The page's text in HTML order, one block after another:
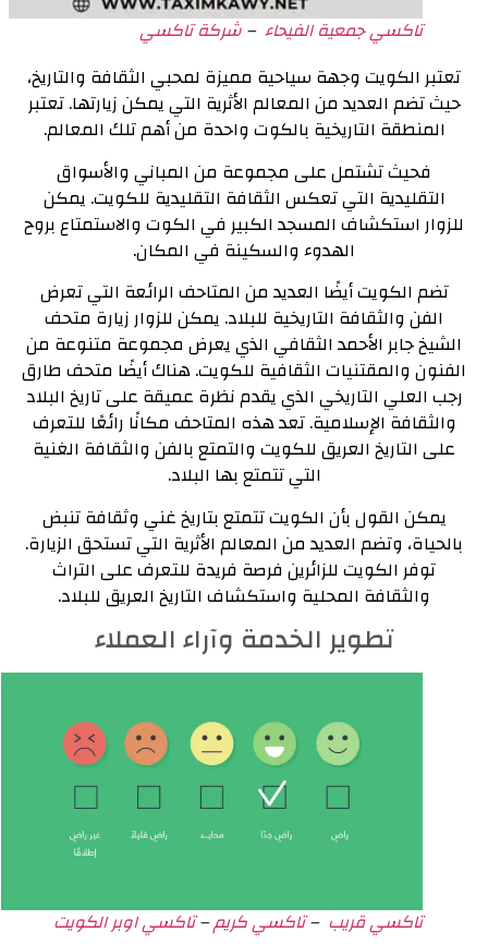
تاكسي جمعية الفيحاء –شركة تاكسي
تعتبر الكويت وجهة سياحية مميزة لمحبي الثقافة والتاريخ،
حيث تضم العديد من المعالم الأثرية التي يمكن زيارتها. تعتبر
المنطقة التاريخية بالكوت واحدة من أهم تلك المعالم.
فحيث تشتمل على مجموعة من المباني والأسواق
التقليدية التي تعكس الثقافة التقليدية للكويت. يمكن
للزوار استكشاف المسجد الكبير في الكوت والاستمتاع بروح
الهدوء والسكينة في المكان.
تضم الكويت أيضًا العديد من المتاحف الرائعة التي تعرض
الفن والثقافة التاريخية للبلاد. يمكن للزوار زيارة متحف
الشيخ جابر الأحمد الثقافي الذي يعرض مجموعة متنوعة من
الفنون والمقتنيات الثقافية للكويت. هناك أيضًا متحف طارق
رجب العلي التاريخي الذي يقدم نظرة عميقة على تاريخ البلاد
والثقافة الإسلامية. تعد هذه المتاحف مكانًا رائعًا للتعرف
على التاريخ العريق للكويت والتمتع بالفن والثقافة الغنية
التي تتمتع بها البلاد.
يمكن القول بأن الكويت تتمتع بتاريخ غني وثقافة تنبض
بالحياة، وتضم العديد من المعالم الأثرية التي تستحق الزيارة.
توفر الكويت للزائرين فرصة فريدة للتعرف على التراث
والثقافة المحلية واستكشاف التاريخ العريق للبلاد.
تطوير الخدمة وآراء العملاء
تاكسي قريب–تاكسي كريم–تاكسي اوبر الكويت